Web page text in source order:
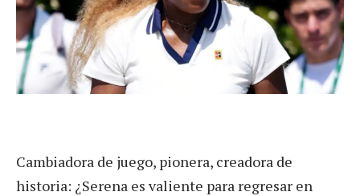
Cambiadora de juego, pionera, creadora de
historia: ¿Serena es valiente para regresar en